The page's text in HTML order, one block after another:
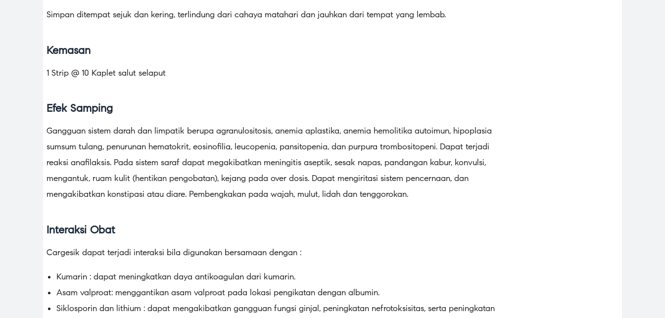
Simpan ditempat sejuk dan kering, terlindung dari cahaya matahari dan jauhkan dari tempat yang lembab.
Kemasan
1 Strip @ 10 Kaplet salut selaput
Efek Samping
Gangguan sistem darah dan limpatik berupa agranulositosis, anemia aplastika, anemia hemolitika autoimun, hipoplasia
sumsum tulang, penurunan hematokrit, eosinofilia, leucopenia, pansitopenia, dan purpura trombositopeni. Dapat terjadi
reaksi anafilaksis. Pada sistem saraf dapat megakibatkan meningitis aseptik, sesak napas, pandangan kabur, konvulsi,
mengantuk, ruam kulit (hentikan pengobatan), kejang pada over dosis. Dapat mengiritasi sistem pencernaan, dan
mengakibatkan konstipasi atau diare. Pembengkakan pada wajah, mulut, lidah dan tenggorokan.
Interaksi Obat
Cargesik dapat terjadi interaksi bila digunakan bersamaan dengan :
Kumarin : dapat meningkatkan daya antikoagulan dari kumarin.
Asam valproat: menggantikan asam valproat pada lokasi pengikatan dengan albumin.
Siklosporin dan lithium : dapat mengakibatkan gangguan fungsi ginjal, peningkatan nefrotoksisitas, serta peningkatan